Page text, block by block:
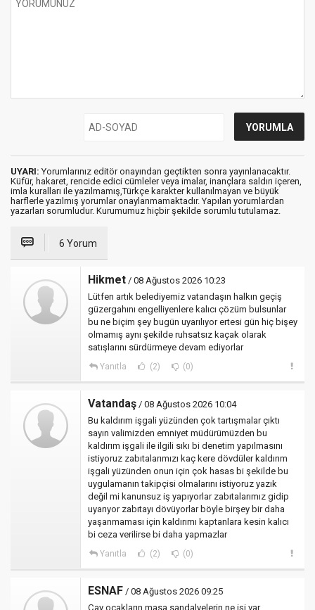
UYARI: Yorumlarınız editör onayından geçtikten sonra yayınlanacaktır.
Küfür, hakaret, rencide edici cümleler veya imalar, inançlara saldırı içeren,
imla kuralları ile yazılmamış,Türkçe karakter kullanılmayan ve büyük
harflerle yazılmış yorumlar onaylanmamaktadır. Yapılan yorumlardan
yazarları sorumludur. Kurumumuz hiçbir şekilde sorumlu tutulamaz.
6 Yorum
Hikmet / 08 Ağustos 2026 10:23
Lütfen artık belediyemiz vatandaşın halkın geçiş
güzergahını engelliyenlere kalıcı çözüm bulsunlar
bu ne biçim şey bugün uyarılıyor ertesi gün hiç bişey
olmamış aynı şekilde ruhsatsız kaçak olarak
satışlarını sürdürmeye devam ediyorlar
Yanıtla (2) (0)
Vatandaş / 08 Ağustos 2026 10:04
Bu kaldırım işgali yüzünden çok tartışmalar çıktı
sayın valimizden emniyet müdürümüzden bu
kaldırım işgali ile ilgili sıkı bi denetim yapılmasını
istiyoruz zabıtalarımızı kaç kere dövdüler kaldırım
işgali yüzünden onun için çok hasas bi şekilde bu
uygulamanın takipçisi olmalarını istiyoruz yazık
değil mi kanunsuz iş yapıyorlar zabıtalarımız gidip
uyarıyor zabıtayı dövüyorlar böyle birşey bir daha
yaşanmaması için kaldırımı kaptanlara kesin kalıcı
bi ceza verilirse bi daha yapmazlar
Yanıtla (2) (0)
ESNAF / 08 Ağustos 2026 09:25
Çay ocakların masa sandalyelerin ne işi var